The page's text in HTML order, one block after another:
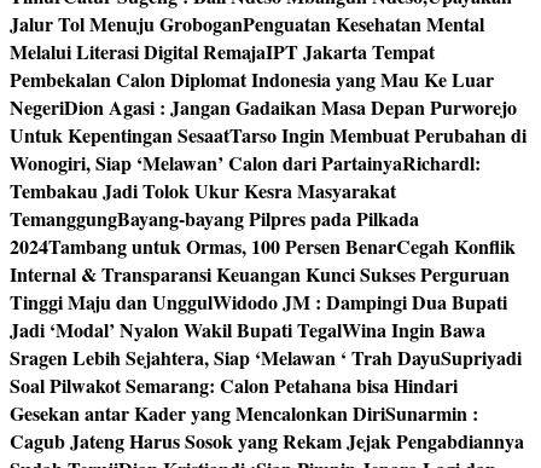
Jalur Tol Menuju GroboganPenguatan Kesehatan Mental
Melalui Literasi Digital RemajaIPT Jakarta Tempat
Pembekalan Calon Diplomat Indonesia yang Mau Ke Luar
NegeriDion Agasi : Jangan Gadaikan Masa Depan Purworejo
Untuk Kepentingan SesaatTarso Ingin Membuat Perubahan di
Wonogiri, Siap ‘Melawan’ Calon dari PartainyaRichardl:
Tembakau Jadi Tolok Ukur Kesra Masyarakat
TemanggungBayang-bayang Pilpres pada Pilkada
2024Tambang untuk Ormas, 100 Persen BenarCegah Konflik
Internal & Transparansi Keuangan Kunci Sukses Perguruan
Tinggi Maju dan UnggulWidodo JM : Dampingi Dua Bupati
Jadi ‘Modal’ Nyalon Wakil Bupati TegalWina Ingin Bawa
Sragen Lebih Sejahtera, Siap ‘Melawan ‘ Trah DayuSupriyadi
Soal Pilwakot Semarang: Calon Petahana bisa Hindari
Gesekan antar Kader yang Mencalonkan DiriSunarmin :
Cagub Jateng Harus Sosok yang Rekam Jejak Pengabdiannya